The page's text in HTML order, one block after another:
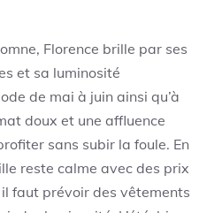
Florence brille par ses
et sa luminosité
de mai à juin ainsi qu’à
doux et une affluence
sans subir la foule. En
reste calme avec des prix
faut prévoir des vêtements